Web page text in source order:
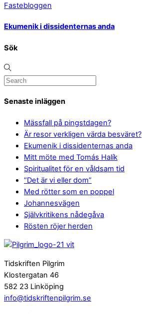
Fastebloggen
Ekumenik i dissidenternas anda
Sök
Senaste inläggen
Mässfall på pingstdagen?
Är resor verkligen värda besväret?
Ekumenik i dissidenternas anda
Mitt möte med Tomás Halík
Spiritualitet för en våldsam tid
“Det är vi eller dom”
Med rötter som en poppel
Johannesvägen
Självkritikens nådegåva
Rösten röjer herden
Tidskriften Pilgrim
Klostergatan 46
582 23 Linköping
info@tidskriftenpilgrim.se